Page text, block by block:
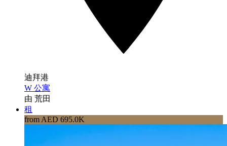
迪拜港
W 公寓
由 荒田
租
from AED 695.0K